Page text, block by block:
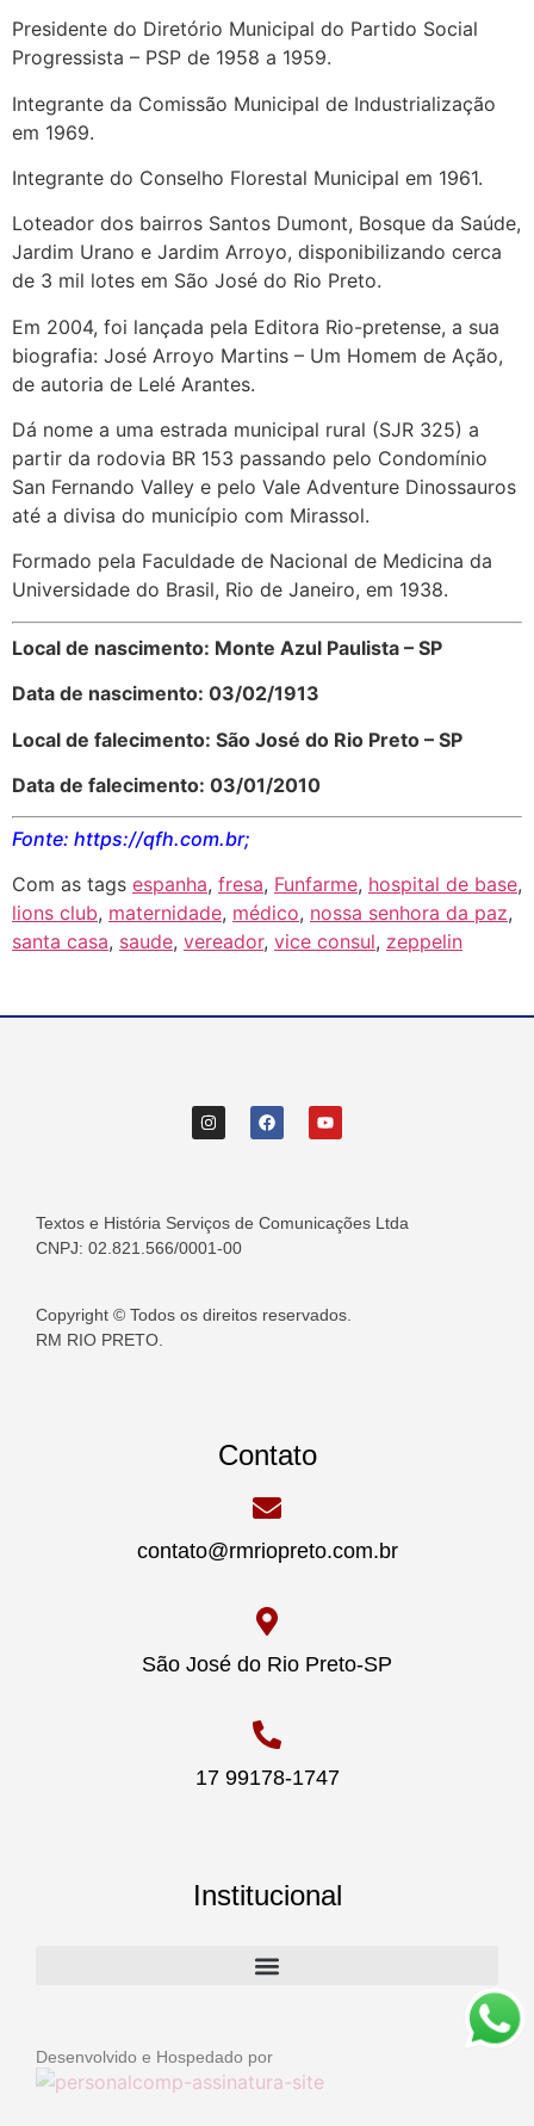
Presidente do Diretório Municipal do Partido Social
Progressista – PSP de 1958 a 1959.
Integrante da Comissão Municipal de Industrialização
em 1969.
Integrante do Conselho Florestal Municipal em 1961.
Loteador dos bairros Santos Dumont, Bosque da Saúde,
Jardim Urano e Jardim Arroyo, disponibilizando cerca
de 3 mil lotes em São José do Rio Preto.
Em 2004, foi lançada pela Editora Rio-pretense, a sua
biografia: José Arroyo Martins – Um Homem de Ação,
de autoria de Lelé Arantes.
Dá nome a uma estrada municipal rural (SJR 325) a
partir da rodovia BR 153 passando pelo Condomínio
San Fernando Valley e pelo Vale Adventure Dinossauros
até a divisa do município com Mirassol.
Formado pela Faculdade de Nacional de Medicina da
Universidade do Brasil, Rio de Janeiro, em 1938.
Local de nascimento: Monte Azul Paulista – SP
Data de nascimento: 03/02/1913
Local de falecimento: São José do Rio Preto – SP
Data de falecimento: 03/01/2010
Fonte: https://qfh.com.br;
Com as tags espanha, fresa, Funfarme, hospital de base,
lions club, maternidade, médico, nossa senhora da paz,
santa casa, saude, vereador, vice consul, zeppelin
Textos e História Serviços de Comunicações Ltda
CNPJ: 02.821.566/0001-00
Copyright © Todos os direitos reservados.
RM RIO PRETO.
Contato
contato@rmriopreto.com.br
São José do Rio Preto-SP
17 99178-1747
Institucional
Desenvolvido e Hospedado por